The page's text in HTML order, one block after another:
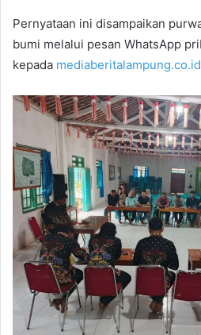
Pernyataan ini disampaikan
bumi melalui pesan WhatsApp
kepada mediaberitalampung.co.id